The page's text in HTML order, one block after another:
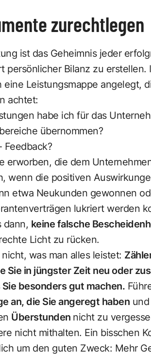
zurechtlegen
ist das Geheimnis jeder
persönlicher Bilanz zu
eine Leistungsmappe angelegt,
achtet:
habe ich für das
übernommen?
Feedback?
erworben, die dem
wenn die positiven
etwa Neukunden gewonnen
lukriert werden
dann, keine falsche
Licht zu rücken.
was man alles leistet:
Sie in jüngster Zeit neu oder
Sie besonders gut machen.
an, die Sie angeregt haben
Überstunden nicht zu
nicht mithalten. Ein bisschen
um den guten Zweck: Mehr